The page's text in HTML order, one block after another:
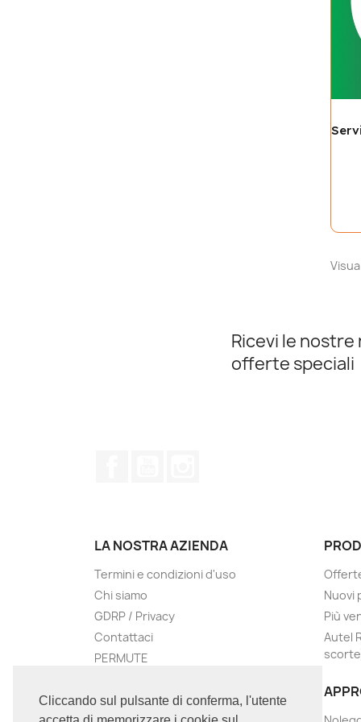
Cliccando sul pulsante di conferma, l'utente
Ricevi le nostre
offerte speciali
LA NOSTRA AZIENDA
Termini e condizioni d'uso
Chi siamo
GDRP / Privacy
Contattaci
PERMUTE
Assistenza
Nuovi
Più
Autel